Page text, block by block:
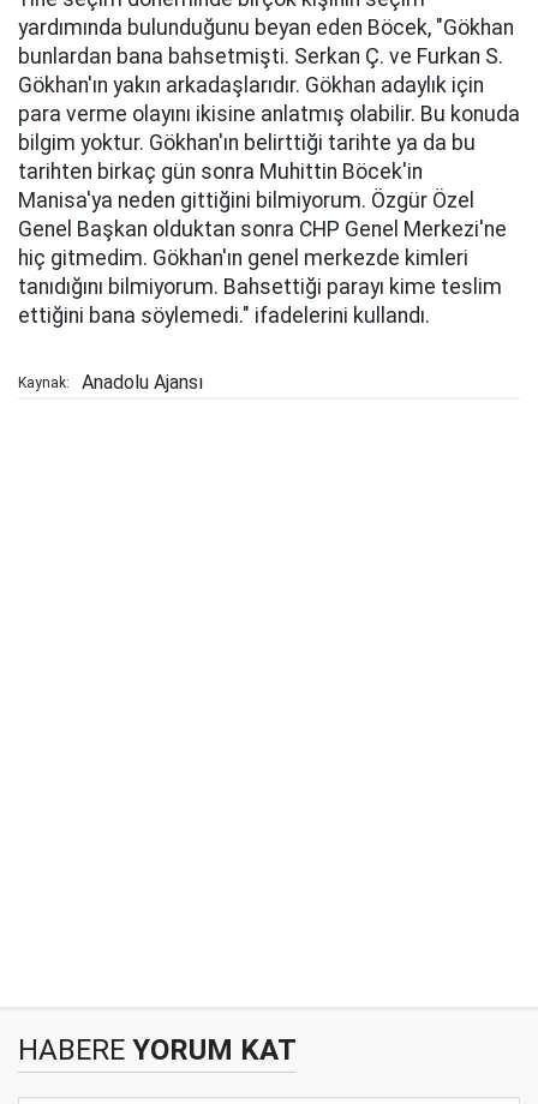
yardımında bulunduğunu beyan eden Böcek, "Gökhan
bunlardan bana bahsetmişti. Serkan Ç. ve Furkan S.
Gökhan'ın yakın arkadaşlarıdır. Gökhan adaylık için
para verme olayını ikisine anlatmış olabilir. Bu konuda
bilgim yoktur. Gökhan'ın belirttiği tarihte ya da bu
tarihten birkaç gün sonra Muhittin Böcek'in
Manisa'ya neden gittiğini bilmiyorum. Özgür Özel
Genel Başkan olduktan sonra CHP Genel Merkezi'ne
hiç gitmedim. Gökhan'ın genel merkezde kimleri
tanıdığını bilmiyorum. Bahsettiği parayı kime teslim
ettiğini bana söylemedi." ifadelerini kullandı.
Kaynak: Anadolu Ajansı
HABERE YORUM KAT